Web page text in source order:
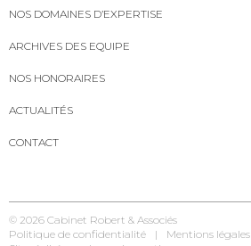
NOS DOMAINES D’EXPERTISE
ARCHIVES DES EQUIPE
NOS HONORAIRES
ACTUALITÉS
CONTACT
© 2026 Cabinet Robert & Associés
Politique de confidentialité
Mentions légales